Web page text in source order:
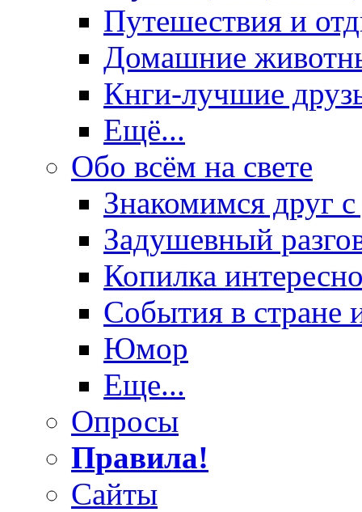
Путешествия и
Домашние
Кнги-лучшие
Ещё...
Обо всём на свете
Знакомимся друг
Задушевный
Копилка
События в стране
Юмор
Еще...
Опросы
Правила!
Сайты